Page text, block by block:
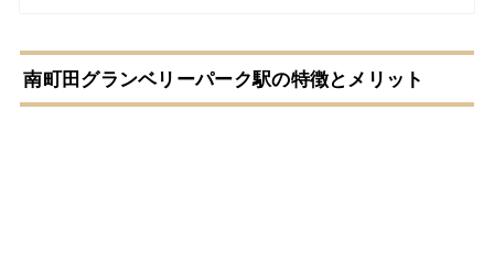
南町田グランベリーパーク駅の特徴とメリット